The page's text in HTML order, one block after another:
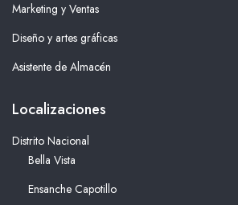
Marketing y Ventas
Diseño y artes gráficas
Asistente de Almacén
Localizaciones
Distrito Nacional
Bella Vista
Ensanche Capotillo